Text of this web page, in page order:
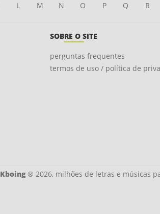
L M N O P Q R
SOBRE O SITE
perguntas frequentes
termos de uso / política de
Kboing® 2026, milhões de letras e músicas